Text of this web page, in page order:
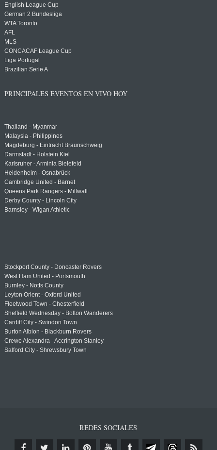
English League Cup
German 2 Bundesliga
WTA Toronto
AFL
MLS
CONCACAF League Cup
Liga Portugal
Brazilian Serie A
PRINCIPALES EVENTOS EN VIVO HOY
Thailand - Myanmar
Malaysia - Philippines
Magdeburg - Eintracht Braunschweig
Darmstadt - Holstein Kiel
Karlsruher - Arminia Bielefeld
Heidenheim - Osnabrück
Cambridge United - Barnet
Queens Park Rangers - Millwall
Derby County - Lincoln City
Barnsley - Wigan Athletic
Stockport County - Doncaster Rovers
West Ham United - Portsmouth
Burnley - Notts County
Leyton Orient - Oxford United
Fleetwood Town - Chesterfield
Sheffield Wednesday - Bolton Wanderers
Cardiff City - Swindon Town
Burton Albion - Blackburn Rovers
Crewe Alexandra - Accrington Stanley
Salford City - Shrewsbury Town
REDES SOCIALES